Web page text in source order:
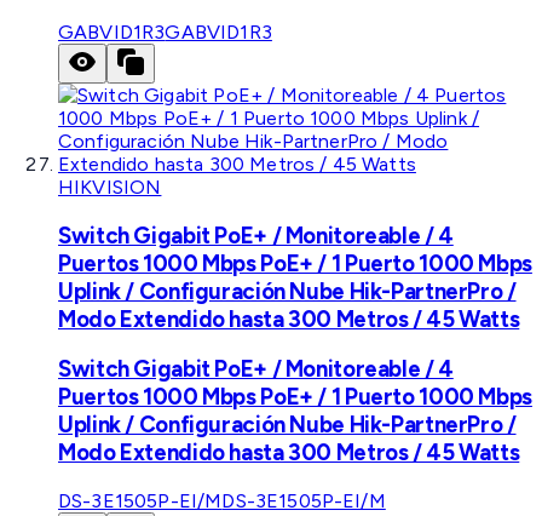
GABVID1R3GABVID1R3
HIKVISION
Switch Gigabit PoE+ / Monitoreable / 4
Puertos 1000 Mbps PoE+ / 1 Puerto 1000 Mbps
Uplink / Configuración Nube Hik-PartnerPro /
Modo Extendido hasta 300 Metros / 45 Watts
Switch Gigabit PoE+ / Monitoreable / 4
Puertos 1000 Mbps PoE+ / 1 Puerto 1000 Mbps
Uplink / Configuración Nube Hik-PartnerPro /
Modo Extendido hasta 300 Metros / 45 Watts
DS-3E1505P-EI/MDS-3E1505P-EI/M